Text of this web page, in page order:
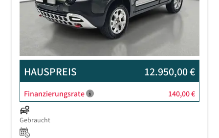
HAUSPREIS 12.950,00 €
Finanzierungsrate 140,00 €
Gebraucht